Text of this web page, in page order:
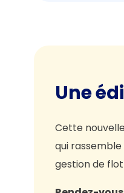
Une
Cette
qui
gestion de